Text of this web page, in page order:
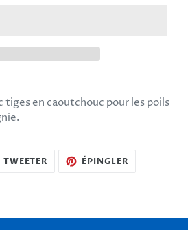
tiges en caoutchouc pour les poils
TWEETER TWEETERÉPINGLER